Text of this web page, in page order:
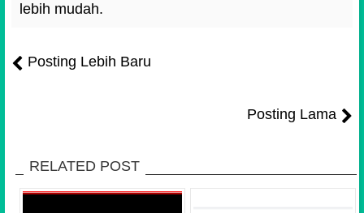
lebih mudah.
Posting Lebih Baru
Posting Lama
RELATED POST